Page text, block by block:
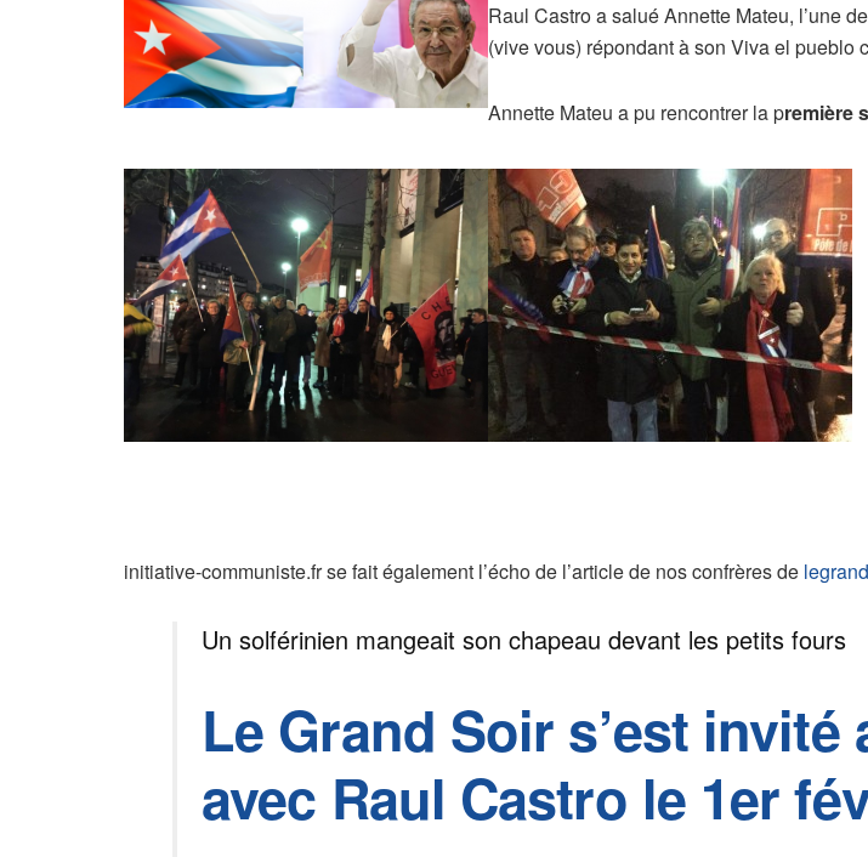
Raul Castro a salué Annette Mateu, l’une
(vive vous) répondant à son Viva el pueblo
Annette Mateu a pu rencontrer la première
initiative-communiste.fr se fait également l’écho de l’article de nos confrères de
Un solférinien mangeait son chapeau devant les petits fours
Le Grand Soir s’est invité
avec Raul Castro le 1er